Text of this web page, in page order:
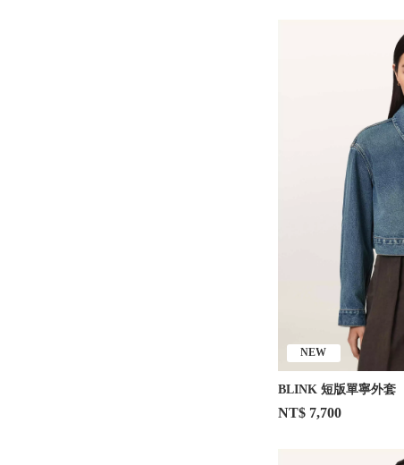
NEW
BLINK 短版單寧外套
NT$ 7,700